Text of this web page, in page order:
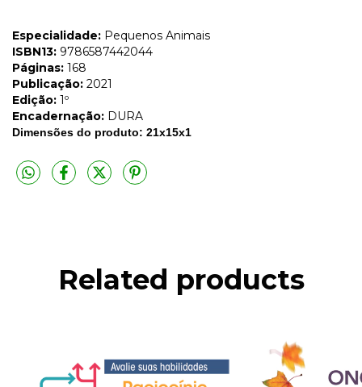
Especialidade: Pequenos Animais
ISBN13: 9786587442044
Páginas: 168
Publicação: 2021
Edição: 1º
Encadernação: DURA
Dimensões do produto: 21x15x1
Related products